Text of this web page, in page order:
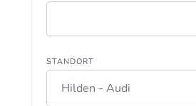
STANDORT
Hilden - Audi